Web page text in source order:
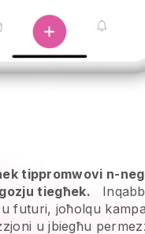
tippromwovi n-
tiegħek.
futuri, joħolqu
u jbiegħu